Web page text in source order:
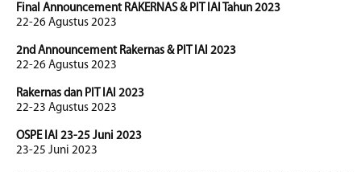
Final Announcement RAKERNAS & PIT IAI Tahun 2023
22-26 Agustus 2023
2nd Announcement Rakernas & PIT IAI 2023
22-26 Agustus 2023
Rakernas dan PIT IAI 2023
22-23 Agustus 2023
OSPE IAI 23-25 Juni 2023
23-25 Juni 2023